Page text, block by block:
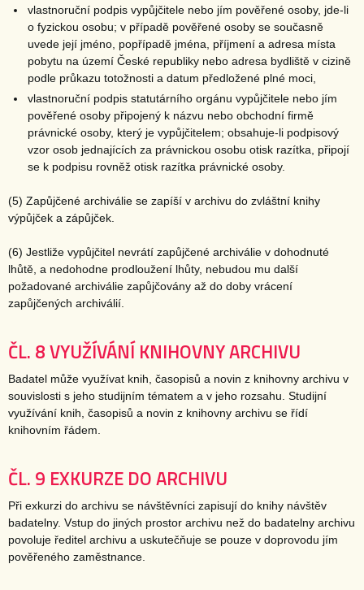
vlastnoruční podpis vypůjčitele nebo jím pověřené osoby, jde-li
o fyzickou osobu; v případě pověřené osoby se současně
uvede její jméno, popřípadě jména, příjmení a adresa místa
pobytu na území České republiky nebo adresa bydliště v cizině
podle průkazu totožnosti a datum předložené plné moci,
vlastnoruční podpis statutárního orgánu vypůjčitele nebo jím
pověřené osoby připojený k názvu nebo obchodní firmě
právnické osoby, který je vypůjčitelem; obsahuje-li podpisový
vzor osob jednajících za právnickou osobu otisk razítka, připojí
se k podpisu rovněž otisk razítka právnické osoby.
(5) Zapůjčené archiválie se zapíší v archivu do zvláštní knihy
výpůjček a zápůjček.
(6) Jestliže vypůjčitel nevrátí zapůjčené archiválie v dohodnuté
lhůtě, a nedohodne prodloužení lhůty, nebudou mu další
požadované archiválie zapůjčovány až do doby vrácení
zapůjčených archiválií.
ČL. 8 VYUŽÍVÁNÍ KNIHOVNY ARCHIVU
Badatel může využívat knih, časopisů a novin z knihovny archivu v
souvislosti s jeho studijním tématem a v jeho rozsahu. Studijní
využívání knih, časopisů a novin z knihovny archivu se řídí
knihovním řádem.
ČL. 9 EXKURZE DO ARCHIVU
Při exkurzi do archivu se návštěvníci zapisují do knihy návštěv
badatelny. Vstup do jiných prostor archivu než do badatelny archivu
povoluje ředitel archivu a uskutečňuje se pouze v doprovodu jím
pověřeného zaměstnance.